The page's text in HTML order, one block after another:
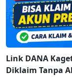
Link DANA
Diklaim Tanpa